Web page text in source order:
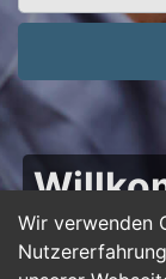
Wir verwenden